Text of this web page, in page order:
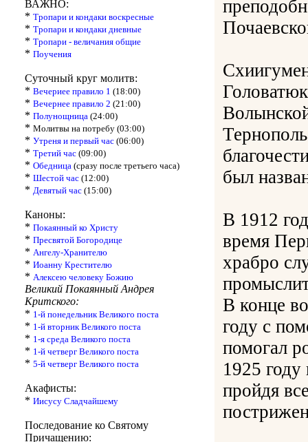
ВАЖНО:
* Тропари и кондаки воскресные
* Тропари и кондаки дневные
* Тропари - величания общие
* Поучения
Суточный круг молитв:
* Вечериее правило 1 (18:00)
* Вечернее правило 2 (21:00)
* Полунощница (24:00)
* Молитвы на потребу (03:00)
* Утреня и первый час (06:00)
* Третий час (09:00)
* Обедница (сразу после третьего часа)
* Шестой час (12:00)
* Девятый час (15:00)
Каноны:
* Покаянный ко Христу
* Пресвятой Богородице
* Ангелу-Хранителю
* Иоанну Крестителю
* Алексею человеку Божию
Великий Покаянный Андрея
Критского:
* 1-й понедельник Великого поста
* 1-й вторник Великого поста
* 1-я среда Великого поста
* 1-й четверг Великого поста
* 5-й четверг Великого поста
Акафисты:
* Иисусу Сладчайшему
Последование ко Святому
Причащению:
был
В 1912
время
храбро
В конце
году с
помогал
1925
пройдя